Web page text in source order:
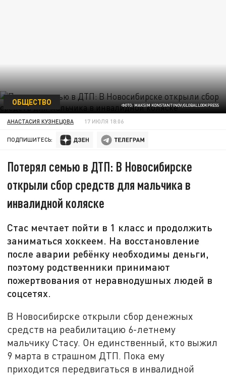
ФОТО: MAKSIM KONSTANTINOV/GLOBALLOOKPRESS
ОБЩЕСТВО
АНАСТАСИЯ КУЗНЕЦОВА 17 ИЮЛЯ 18:06
ПОДПИШИТЕСЬ:
Потерял семью в ДТП: В Новосибирске
открыли сбор средств для мальчика в
инвалидной коляске
Стас мечтает пойти в 1 класс и продолжить
заниматься хоккеем. На восстановление
после аварии ребёнку необходимы деньги,
поэтому родственники принимают
пожертвования от неравнодушных людей в
соцсетях.
В Новосибирске открыли сбор денежных
средств на реабилитацию 6-летнему
мальчику Стасу. Он единственный, кто выжил
9 марта в страшном ДТП. Пока ему
приходится передвигаться в инвалидной